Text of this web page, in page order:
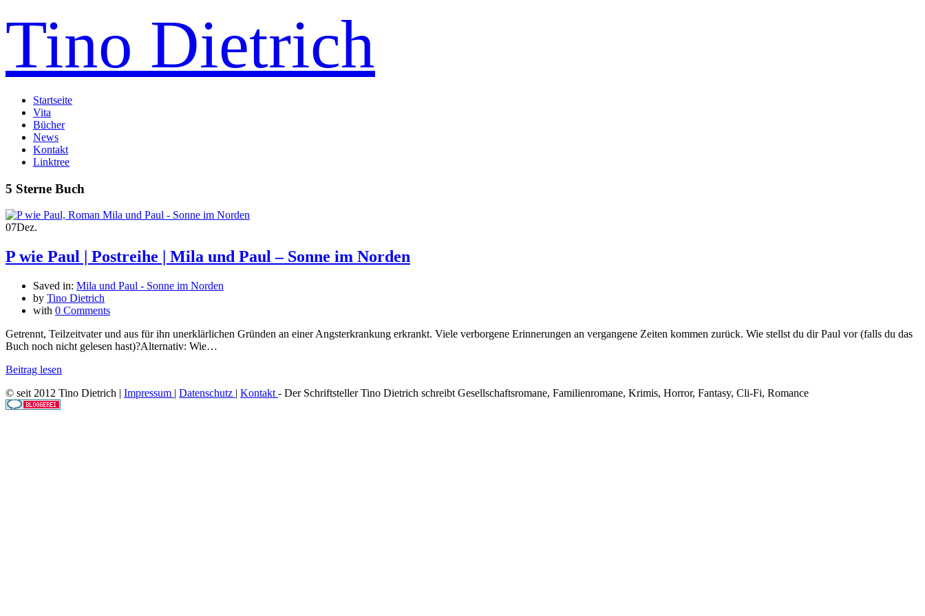
Tino Dietrich
Startseite
Vita
Bücher
News
Kontakt
Linktree
5 Sterne Buch
07Dez.
P wie Paul | Postreihe | Mila und Paul – Sonne im Norden
Saved in: Mila und Paul - Sonne im Norden
by Tino Dietrich
with 0 Comments
Getrennt, Teilzeitvater und aus für ihn unerklärlichen Gründen an einer Angsterkrankung erkrankt. Viele verborgene Erinnerungen an vergangene Zeiten kommen zurück. Wie stellst du dir Paul vor (falls du das
Buch noch nicht gelesen hast)?Alternativ: Wie…
Beitrag lesen
© seit 2012 Tino Dietrich | Impressum | Datenschutz | Kontakt - Der Schriftsteller Tino Dietrich schreibt Gesellschaftsromane, Familienromane, Krimis, Horror, Fantasy, Cli-Fi, Romance